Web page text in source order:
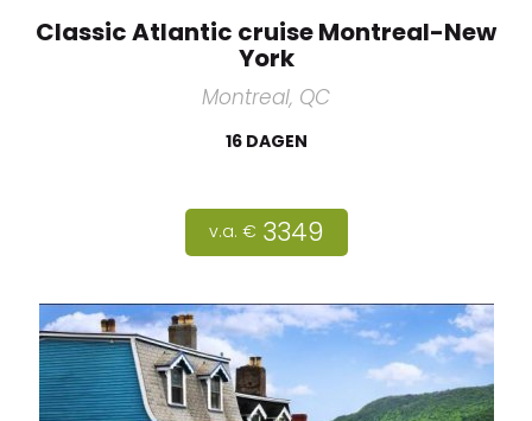
Classic Atlantic cruise Montreal-New
York
Montreal, QC
16 DAGEN
v.a. € 3349